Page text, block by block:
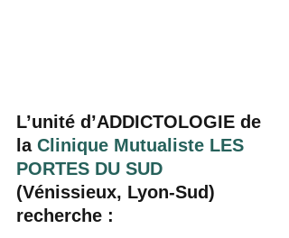
L’unité d’ADDICTOLOGIE de
la Clinique Mutualiste LES
PORTES DU SUD
(Vénissieux, Lyon-Sud)
recherche :